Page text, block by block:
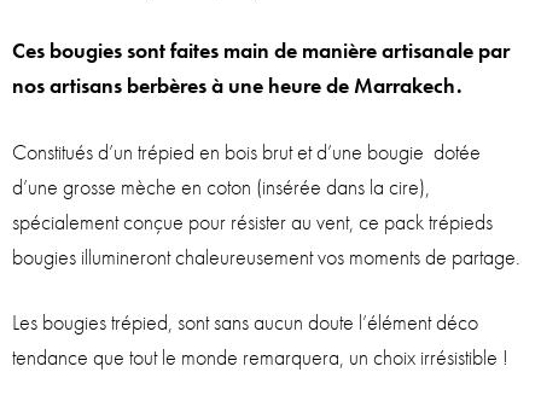
Ces bougies sont faites main de manière artisanale par
nos artisans berbères à une heure de Marrakech.
Constitués d’un trépied en bois brut et d’une bougie dotée
d’une grosse mèche en coton (insérée dans la cire),
spécialement conçue pour résister au vent, ce pack trépieds
bougies illumineront chaleureusement vos moments de partage.
Les bougies trépied, sont sans aucun doute l’élément déco
tendance que tout le monde remarquera, un choix irrésistible !